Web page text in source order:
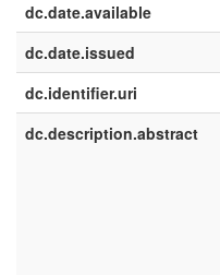
dc.date.available
dc.date.issued
dc.identifier.uri
dc.description.abstract